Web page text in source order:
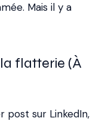
Mais il y a
flatterie (À
post sur LinkedIn,